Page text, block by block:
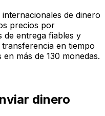
de dinero
precios por
de entrega fiables y
en tiempo
más de 130 monedas.
dinero